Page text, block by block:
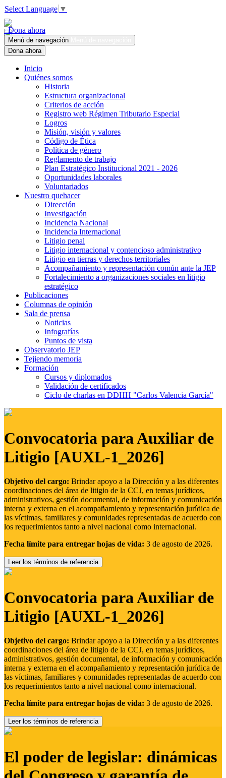
Select Language ▼
Dona ahora
Menú de navegación
Dona ahora
Inicio
Quiénes somos
Historia
Estructura organizacional
Criterios de acción
Registro web Régimen Tributario Especial
Logros
Misión, visión y valores
Código de Ética
Política de género
Reglamento de trabajo
Plan Estratégico Institucional 2021 - 2026
Oportunidades laborales
Voluntariados
Nuestro quehacer
Dirección
Investigación
Incidencia Nacional
Incidencia Internacional
Litigio penal
Litigio internacional y contencioso administrativo
Litigio en tierras y derechos territoriales
Acompañamiento y representación común ante la JEP
Fortalecimiento a organizaciones sociales en litigio
estratégico
Publicaciones
Columnas de opinión
Sala de prensa
Noticias
Infografías
Puntos de vista
Observatorio JEP
Tejiendo memoria
Formación
Cursos y diplomados
Validación de certificados
Ciclo de charlas en DDHH "Carlos Valencia García"
Convocatoria para Auxiliar de
Litigio [AUXL-1_2026]
Objetivo del cargo: Brindar apoyo a la Dirección y a las diferentes
coordinaciones del área de litigio de la CCJ, en temas jurídicos,
administrativos, gestión documental, de información y comunicación
interna y externa en el acompañamiento y representación jurídica de
las víctimas, familiares y comunidades representadas de acuerdo con
los requerimientos tanto a nivel nacional como internacional.
Fecha límite para entregar hojas de vida: 3 de agosto de 2026.
Leer los términos de referencia
Convocatoria para Auxiliar de
Litigio [AUXL-1_2026]
Objetivo del cargo: Brindar apoyo a la Dirección y a las diferentes
coordinaciones del área de litigio de la CCJ, en temas jurídicos,
administrativos, gestión documental, de información y comunicación
interna y externa en el acompañamiento y representación jurídica de
las víctimas, familiares y comunidades representadas de acuerdo con
los requerimientos tanto a nivel nacional como internacional.
Fecha límite para entregar hojas de vida: 3 de agosto de 2026.
Leer los términos de referencia
El poder de legislar: dinámicas